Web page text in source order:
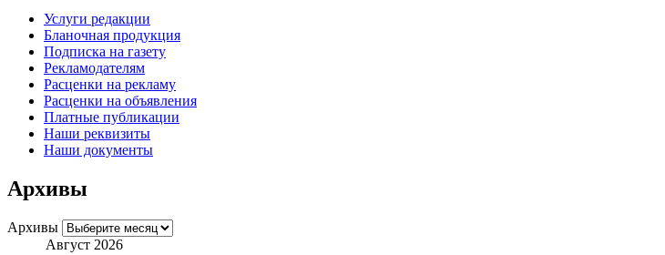
Услуги редакции
Бланочная продукция
Подписка на газету
Рекламодателям
Расценки на рекламу
Расценки на объявления
Платные публикации
Наши реквизиты
Наши документы
Архивы
Архивы
Август 2026